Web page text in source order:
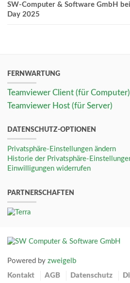
SW-Computer & Software GmbH
Day 2025
FERNWARTUNG
Teamviewer Client (für Computer)
Teamviewer Host (für Server)
DATENSCHUTZ-OPTIONEN
Privatsphäre-Einstellungen ändern
Historie der Privatsphäre-
Einwilligungen widerrufen
PARTNERSCHAFTEN
Powered by zweigelb
Kontakt
AGB Datenschutz